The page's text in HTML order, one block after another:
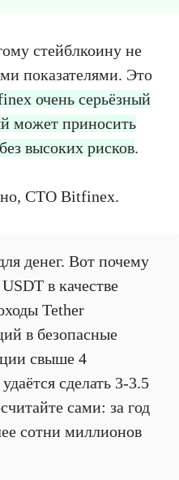
стейблкоину не
показателями. Это
очень серьёзный
может приносить
высоких рисков.
CTO Bitfinex.
денег. Вот почему
в качестве
Tether
в безопасные
свыше 4
сделать 3-3.5
сами: за год
сотни миллионов